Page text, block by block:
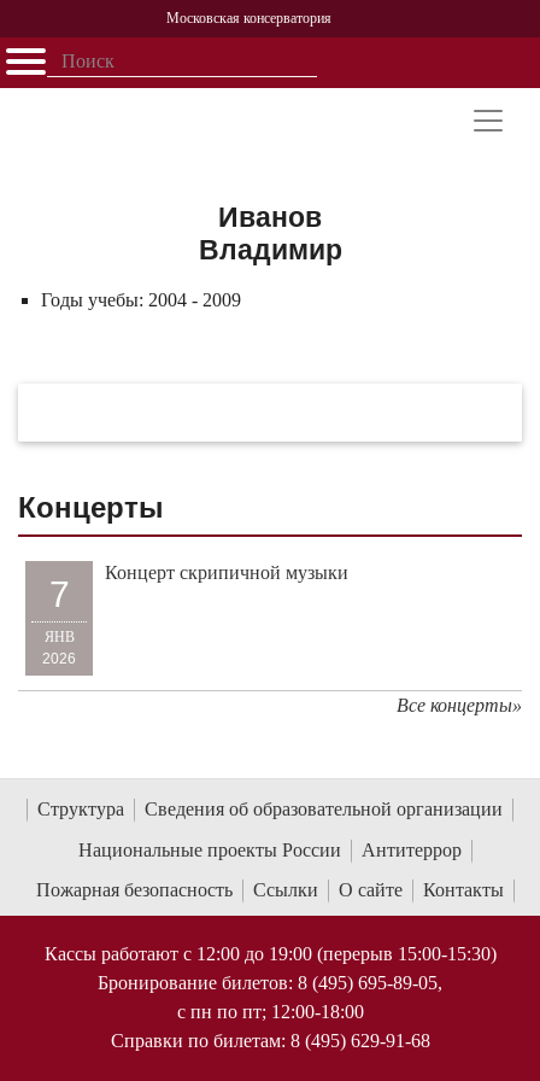
Московская консерватория
Открыть - закрыть
Персоналии
История
Иванов
Владимир
Годы учебы: 2004 - 2009
Концерты
7
ЯНВ
2026
Концерт скрипичной музыки
Все концерты»
Структура
Сведения об образовательной организации
Национальные проекты России
Антитеррор
Пожарная безопасность
Ссылки О сайте Контакты
Кассы работают с 12:00 до 19:00 (перерыв 15:00-15:30)
Бронирование билетов: 8 (495) 695-89-05,
с пн по пт; 12:00-18:00
Справки по билетам: 8 (495) 629-91-68